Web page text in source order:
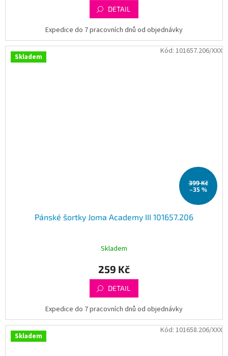
DETAIL
Expedice do 7 pracovních dnů od objednávky
Skladem
399 Kč
–35 %
Pánské šortky Joma Academy III 101657.206
Skladem
259 Kč
DETAIL
Expedice do 7 pracovních dnů od objednávky
Kód: 101657.206/XXX
Skladem
Kód: 101658.206/XXX